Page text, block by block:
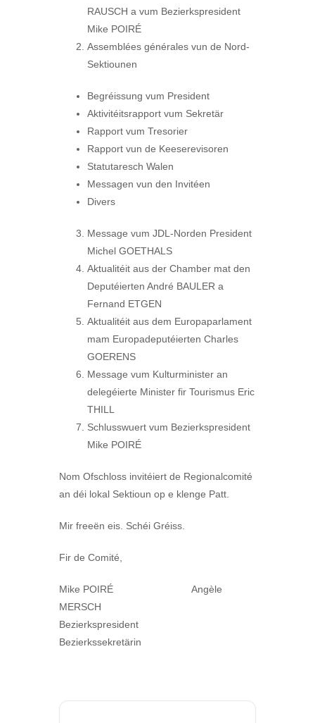
RAUSCH a vum Bezierkspresident
Mike POIRÉ
Assemblées générales vun de Nord-
Sektiounen
Begréissung vum President
Aktivitéitsrapport vum Sekretär
Rapport vum Tresorier
Rapport vun de Keeserevisoren
Statutaresch Walen
Messagen vun den Invitéen
Divers
Message vum JDL-Norden President
Michel GOETHALS
Aktualitéit aus der Chamber mat den
Deputéierten André BAULER a
Fernand ETGEN
Aktualitéit aus dem Europaparlament
mam Europadeputéierten Charles
GOERENS
Message vum Kulturminister an
delegéierte Minister fir Tourismus Eric
THILL
Schlusswuert vum Bezierkspresident
Mike POIRÉ
Nom Ofschloss invitéiert de Regionalcomité
an déi lokal Sektioun op e klenge Patt.
Mir freeën eis. Schéi Gréiss.
Fir de Comité,
Mike POIRÉ Angèle
MERSCH
Bezierkspresident
Bezierkssekretärin